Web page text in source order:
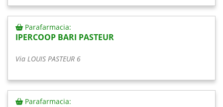
Parafarmacia:
IPERCOOP BARI PASTEUR
Via LOUIS PASTEUR 6
Parafarmacia: